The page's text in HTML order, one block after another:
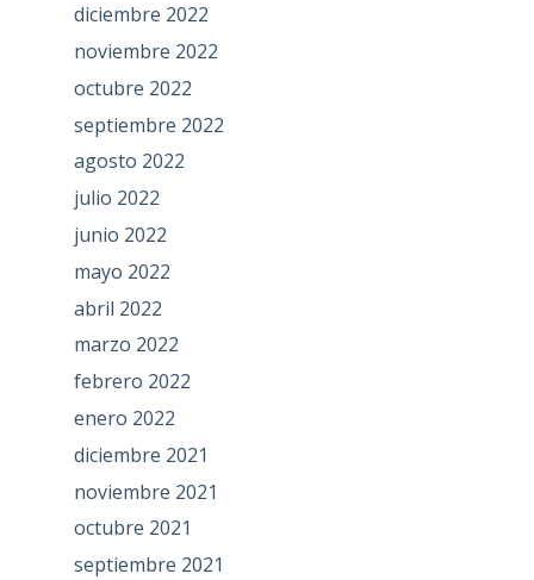
diciembre 2022
noviembre 2022
octubre 2022
septiembre 2022
agosto 2022
julio 2022
junio 2022
mayo 2022
abril 2022
marzo 2022
febrero 2022
enero 2022
diciembre 2021
noviembre 2021
octubre 2021
septiembre 2021